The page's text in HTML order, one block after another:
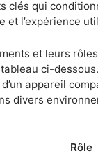
clés qui
et l’expérience
et leurs
ci-
appareil
divers
Rôle